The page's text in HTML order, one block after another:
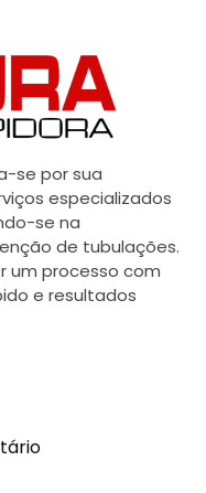
se por sua
especializados
se na
de tubulações.
um processo com
e resultados